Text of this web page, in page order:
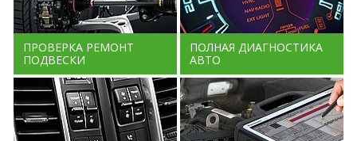
ПРОВЕРКА РЕМОНТ
ПОДВЕСКИ
ПОЛНАЯ ДИАГНОСТИКА
АВТО